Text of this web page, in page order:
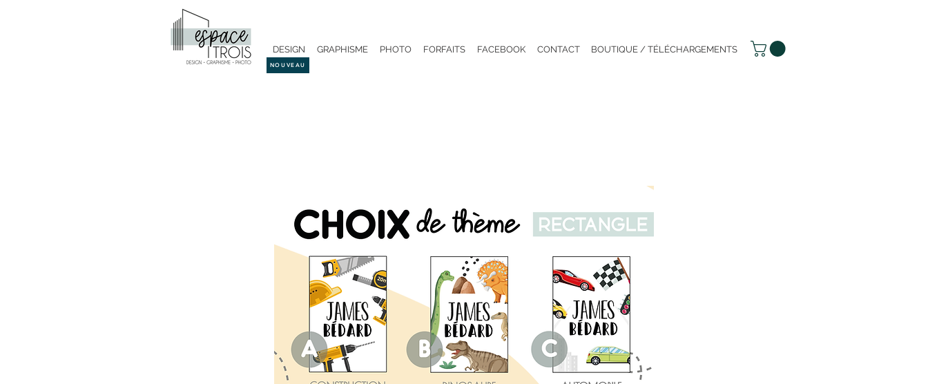
DESIGN GRAPHISME PHOTO FORFAITS FACEBOOK CONTACT BOUTIQUE / TÉLÉCHARGEMENTS
NOUVEAU